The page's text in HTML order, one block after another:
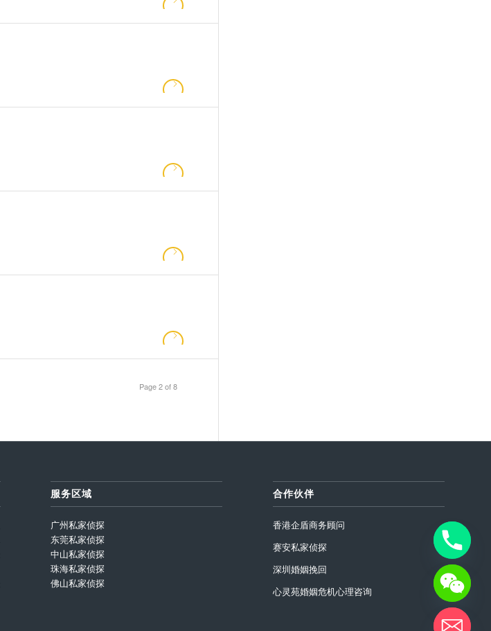
Page 2 of 8
服务区域
广州私家侦探
东莞私家侦探
中山私家侦探
珠海私家侦探
佛山私家侦探
合作伙伴
香港企盾商务顾问
赛安私家侦探
深圳婚姻挽回
心灵苑婚姻危机心理咨询